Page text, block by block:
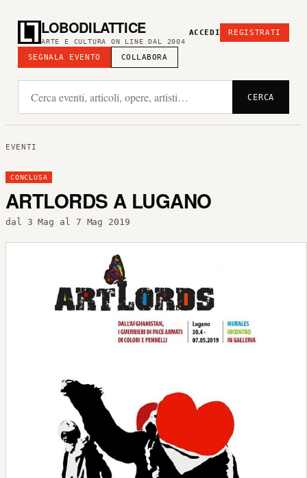
LOBODILATTICE
ARTE E CULTURA ON LINE DAL 2004
SEGNALA EVENTO COLLABORA
ACCEDI REGISTRATI
CERCA
EVENTI
CONCLUSA
ARTLORDS A LUGANO
dal 3 Mag al 7 Mag 2019